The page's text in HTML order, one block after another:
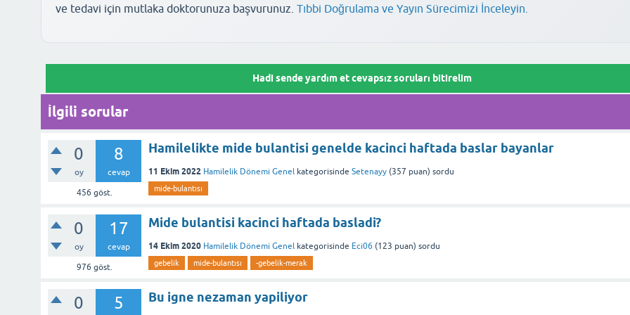
Bu yanıt faydalı oldu mu?
düşürürse iğne veya serum takviyesi gibi ileri aşamalara geçilir.
ve tedavi için mutlaka doktorunuza başvurunuz. Tıbbi Doğrulama ve Yayın Sürecimizi İnceleyin.
Hadi sende yardım et cevapsız soruları bitirelim
İlgili sorular
0
oy
8
cevap
456 göst.
Hamilelikte mide bulantisi genelde kacinci haftada baslar bayanlar
11 Ekim 2022 Hamilelik Dönemi Genel kategorisinde Setenayy (357 puan) sordu
mide-bulantısı
0
oy
17
cevap
976 göst.
Mide bulantisi kacinci haftada basladi?
14 Ekim 2020 Hamilelik Dönemi Genel kategorisinde Eci06 (123 puan) sordu
gebelik mide-bulantısı -gebelik-merak
0 5 Bu igne nezaman yapiliyor